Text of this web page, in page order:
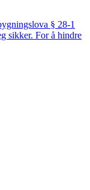
§ 28-1
sikker. For å hindre